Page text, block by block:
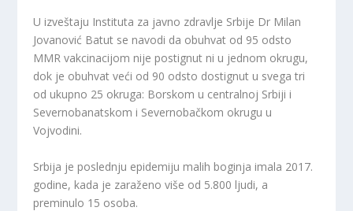
U izveštaju Instituta za javno zdravlje Srbije Dr Milan
Jovanović Batut se navodi da obuhvat od 95 odsto
MMR vakcinacijom nije postignut ni u jednom okrugu,
dok je obuhvat veći od 90 odsto dostignut u svega tri
od ukupno 25 okruga: Borskom u centralnoj Srbiji i
Severnobanatskom i Severnobačkom okrugu u
Vojvodini.
Srbija je poslednju epidemiju malih boginja imala 2017.
godine, kada je zaraženo više od 5.800 ljudi, a
preminulo 15 osoba.